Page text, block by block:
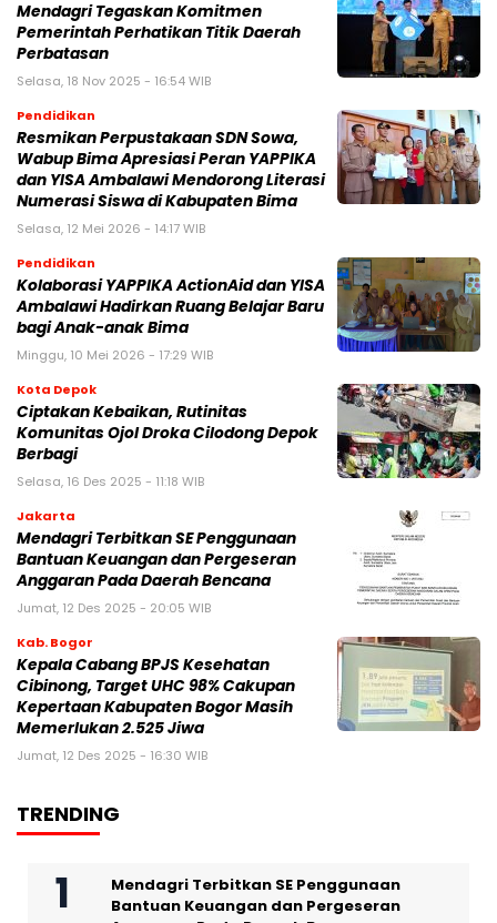
Mendagri Tegaskan Komitmen
Pemerintah Perhatikan Titik Daerah
Perbatasan
Selasa, 18 Nov 2025 - 16:54 WIB
Pendidikan
Resmikan Perpustakaan SDN Sowa,
Wabup Bima Apresiasi Peran YAPPIKA
dan YISA Ambalawi Mendorong Literasi
Numerasi Siswa di Kabupaten Bima
Selasa, 12 Mei 2026 - 14:17 WIB
Pendidikan
Kolaborasi YAPPIKA ActionAid dan YISA
Ambalawi Hadirkan Ruang Belajar Baru
bagi Anak-anak Bima
Minggu, 10 Mei 2026 - 17:29 WIB
Kota Depok
Ciptakan Kebaikan, Rutinitas
Komunitas Ojol Droka Cilodong Depok
Berbagi
Selasa, 16 Des 2025 - 11:18 WIB
Jakarta
Mendagri Terbitkan SE Penggunaan
Bantuan Keuangan dan Pergeseran
Anggaran Pada Daerah Bencana
Jumat, 12 Des 2025 - 20:05 WIB
Kab. Bogor
Kepala Cabang BPJS Kesehatan
Cibinong, Target UHC 98% Cakupan
Kepertaan Kabupaten Bogor Masih
Memerlukan 2.525 Jiwa
Jumat, 12 Des 2025 - 16:30 WIB
TRENDING
Mendagri Terbitkan SE Penggunaan
Bantuan Keuangan dan Pergeseran